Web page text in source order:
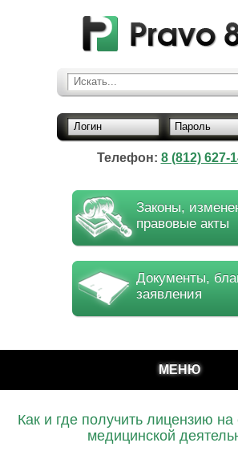
Искать...
Логин Пароль
Телефон: 8 (812) 627-
Законы,
правовые акты
Документы,
заявления
МЕНЮ
Как и где получить лицензию
медицинской